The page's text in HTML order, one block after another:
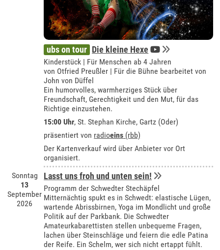
ubs on tour Die kleine Hexe
Kinderstück | Für Menschen ab 4 Jahren
von Otfried Preußler | Für die Bühne bearbeitet von
John von Düffel
Ein humorvolles, warmherziges Stück über
Freundschaft, Gerechtigkeit und den Mut, für das
Richtige einzustehen.
15:00 Uhr, St. Stephan Kirche, Gartz (Oder)
präsentiert von radioeins (rbb)
Der Kartenverkauf wird über Anbieter vor Ort
organisiert.
Sonntag
13
September
2026
Lasst uns froh und unten sein!
Programm der Schwedter Stechäpfel
Mitternächtig spukt es in Schwedt: elastische Lügen,
wartende Abrissbirnen, Yoga im Mondlicht und große
Politik auf der Parkbank. Die Schwedter
Amateurkabarettisten stellen unbequeme Fragen,
lachen über Steinschläge und feiern die edle Patina
der Reife. Ein Schelm, wer sich nicht ertappt fühlt.